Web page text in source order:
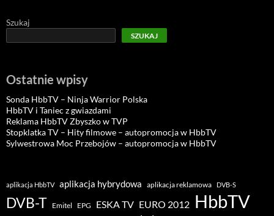
Szukaj
SZUKAJ
Ostatnie wpisy
Sonda HbbTV – Ninja Warrior Polska
HbbTV i Taniec z gwiazdami
Reklama HbbTV Zbyszko w TVP
Stopklatka TV – Hity filmowe – autopromocja w HbbTV
Sylwestrowa Moc Przebojów – autopromocja w HbbTV
aplikacja HbbTV aplikacja hybrydowa aplikacja reklamowa DVB-S
DVB-T Emitel EPG ESKA TV EURO 2012 HbbTV